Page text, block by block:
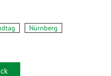
Nürnberg